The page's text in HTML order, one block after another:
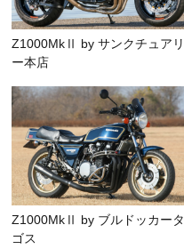
Z1000MkⅡ by サンクチュアリ
ー本店
Z1000MkⅡ by ブルドッカータ
ゴス